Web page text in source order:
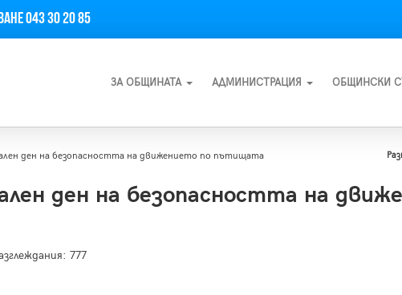
043 30 20 85
ЗА ОБЩИНАТА АДМИНИСТРАЦИЯ ОБЩИНСКИ
ден на безопасността на движението по пътищата
ден на безопасността на
777